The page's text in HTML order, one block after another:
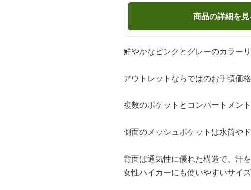
商品の詳細を見
鮮やかなピンクとグレーのカラー
アウトレットならではのお手頃価
複数のポケットとコンパートメン
側面のメッシュポケットは水筒や
背面は通気性に優れた構造で、汗
女性ハイカーにも使いやすいサイ